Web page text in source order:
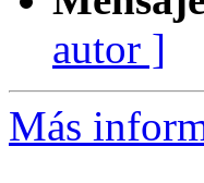
autor ]
Más